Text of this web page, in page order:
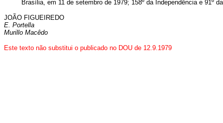
Brasília, em 11 de setembro de 1979; 158º da Independência e 91º
JOÃO FIGUEIREDO
E. Portella
Murillo Macêdo
Este texto não substitui o publicado no DOU de 12.9.1979